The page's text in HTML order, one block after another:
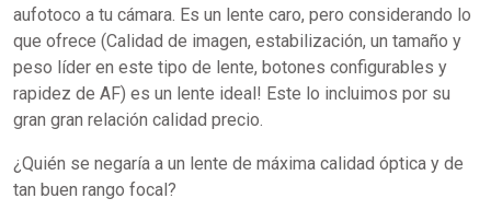
aufotoco a tu cámara. Es un lente caro, pero considerando lo
que ofrece (Calidad de imagen, estabilización, un tamaño y
peso líder en este tipo de lente, botones configurables y
rapidez de AF) es un lente ideal! Este lo incluimos por su
gran gran relación calidad precio.
¿Quién se negaría a un lente de máxima calidad óptica y de
tan buen rango focal?